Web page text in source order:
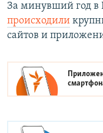
За минувший год в
происходили
сайтов и